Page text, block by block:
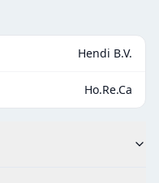
Hendi B.V.
Ho.Re.Ca